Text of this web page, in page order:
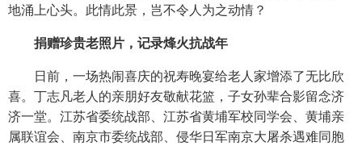
地涌上心头。此情此景，岂不令人为之动情？
捐赠珍贵老照片，记录烽火抗战年
日前，一场热闹喜庆的祝寿晚宴给老人家增添了无比欣
喜。丁志凡老人的亲朋好友敬献花篮，子女孙辈合影留念济
济一堂。江苏省委统战部、江苏省黄埔军校同学会、黄埔亲
属联谊会、南京市委统战部、侵华日军南京大屠杀遇难同胞